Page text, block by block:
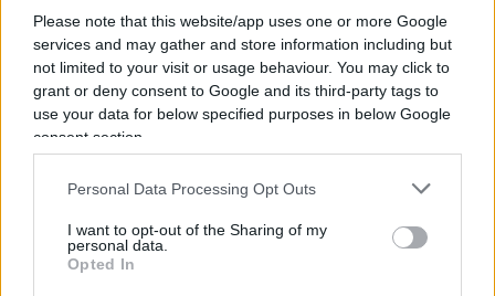
Please note that this website/app uses one or more Google
services and may gather and store information including but
not limited to your visit or usage behaviour. You may click to
grant or deny consent to Google and its third-party tags to
use your data for below specified purposes in below Google
consent section.
Personal Data Processing Opt Outs
I want to opt-out of the Sharing of my
personal data.
Opted In
miliardi. È stato quindi costretto a raccogliere
capitali per sostenere i suoi buffer. L’annuncio ha
visto un forte calo del prezzo delle sue azioni, che
ha accelerato quando un certo numero di fondi ha
consigliato di ritirare i finanziamenti dalla banca.
miliardi di attività. Hanno una forte esposizione
alla gestione della liquidità e il portafoglio prestiti
è orientato al prestito all’avvio. Quindi, non è una